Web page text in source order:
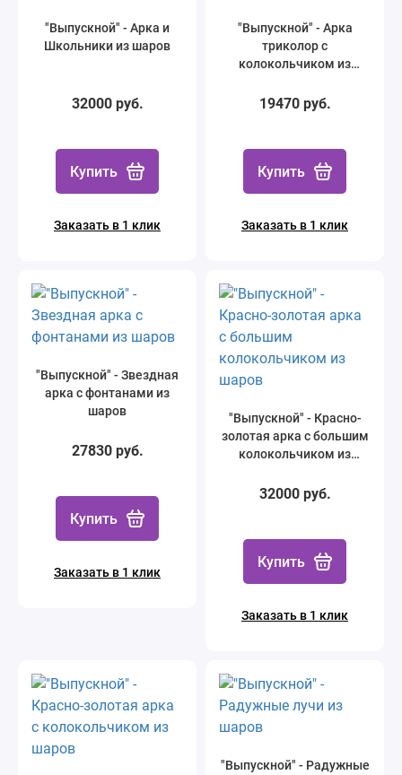
"Выпускной" - Арка и
Школьники из шаров
32000 руб.
Купить
Заказать в 1 клик
"Выпускной" - Арка
триколор с
колокольчиком из
19470 руб.
Купить
Заказать в 1 клик
"Выпускной" - Звездная
арка с фонтанами из
шаров
27830 руб.
Купить
Заказать в 1 клик
"Выпускной" - Красно-
золотая арка с большим
колокольчиком из
32000 руб.
Купить
Заказать в 1 клик
"Выпускной" - Радужные